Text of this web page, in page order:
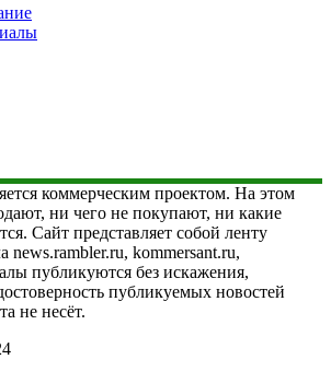
коммерческим проектом. На этом
ни чего не покупают, ни какие
Сайт представляет собой ленту
news.rambler.ru, kommersant.ru,
публикуются без искажения,
публикуемых новостей
не несёт.